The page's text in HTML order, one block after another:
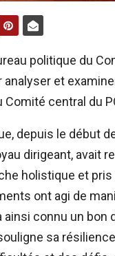
politique du
analyser et
central du
depuis le début
dirigeant, avait
holistique et
ont agi de
ainsi connu un
sa